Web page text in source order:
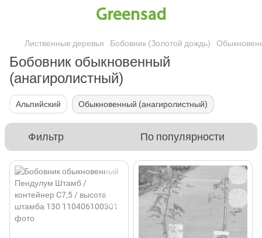
Лиственные деревья Бобовник (Золотой дождь)
Бобовник обыкновенный
(анагиролистный)
Альпийский Обыкновенный (анагиролистный)
Фильтр По популярности